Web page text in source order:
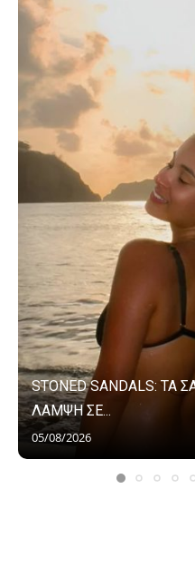
STONED SANDALS:
ΛΑΜΨΗ ΣΕ...
05/08/2026